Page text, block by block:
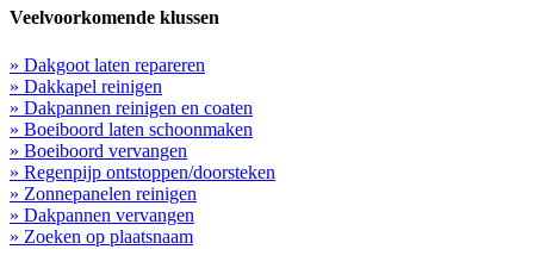
Veelvoorkomende klussen
» Dakgoot laten repareren
» Dakkapel reinigen
» Dakpannen reinigen en coaten
» Boeiboord laten schoonmaken
» Boeiboord vervangen
» Regenpijp ontstoppen/doorsteken
» Zonnepanelen reinigen
» Dakpannen vervangen
» Zoeken op plaatsnaam